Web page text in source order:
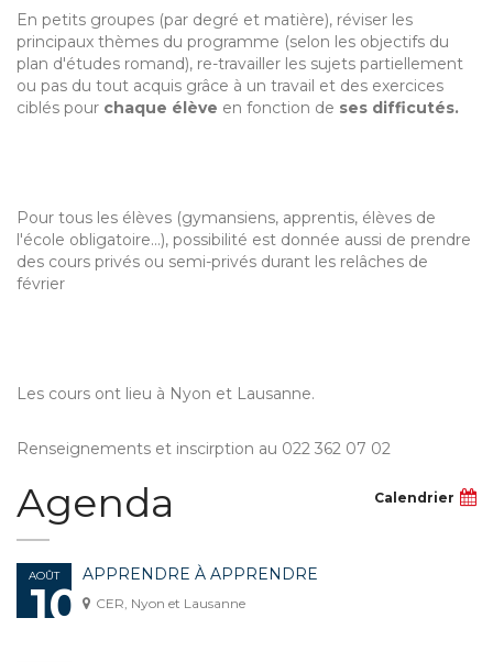
En petits groupes (par degré et matière), réviser les
principaux thèmes du programme (selon les objectifs du
plan d'études romand), re-travailler les sujets partiellement
ou pas du tout acquis grâce à un travail et des exercices
ciblés pour chaque élève en fonction de ses difficutés.
Pour tous les élèves (gymansiens, apprentis, élèves de
l'école obligatoire...), possibilité est donnée aussi de prendre
des cours privés ou semi-privés durant les relâches de
février
Les cours ont lieu à Nyon et Lausanne.
Renseignements et inscirption au 022 362 07 02
Agenda Calendrier
AOÛT
10
APPRENDRE À APPRENDRE
CER, Nyon et Lausanne